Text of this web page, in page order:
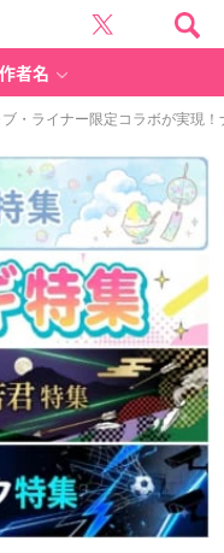
作者名
・ライナー限定コラボが実現